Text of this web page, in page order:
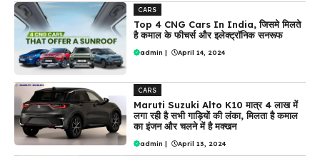
CARS
Top 4 CNG Cars In India, जिसमे मिलते
है कमाल के फीचर्स और इलेक्ट्रॉनिक सनरूफ
admin April 14, 2024
CARS
Maruti Suzuki Alto K10 मात्र 4 लाख में
लगा रही है सभी गाड़ियों की लंका, मिलता है कमाल
का इंजन और चलने में है मक्खन
admin | April 13, 2024